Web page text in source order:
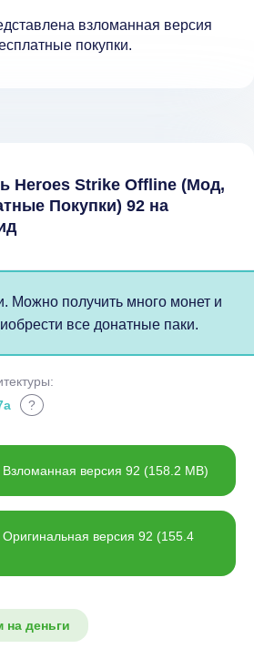
взломанная версия
покупки.
Heroes Strike Offline (Мод,
Покупки) 92 на
Можно получить много монет и
все донатные паки.
?
версия 92 (158.2 MB)
версия 92 (155.4
деньги